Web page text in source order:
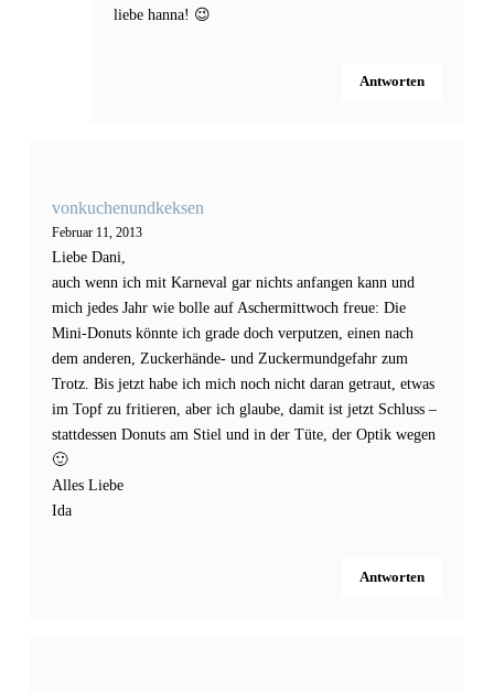
liebe hanna! 😉
Antworten
vonkuchenundkeksen
Februar 11, 2013
Liebe Dani,
auch wenn ich mit Karneval gar nichts anfangen kann und
mich jedes Jahr wie bolle auf Aschermittwoch freue: Die
Mini-Donuts könnte ich grade doch verputzen, einen nach
dem anderen, Zuckerhände- und Zuckermundgefahr zum
Trotz. Bis jetzt habe ich mich noch nicht daran getraut, etwas
im Topf zu fritieren, aber ich glaube, damit ist jetzt Schluss –
stattdessen Donuts am Stiel und in der Tüte, der Optik wegen
🙂
Alles Liebe
Ida
Antworten